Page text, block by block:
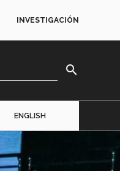
INVESTIGACIÓN
search
ENGLISH